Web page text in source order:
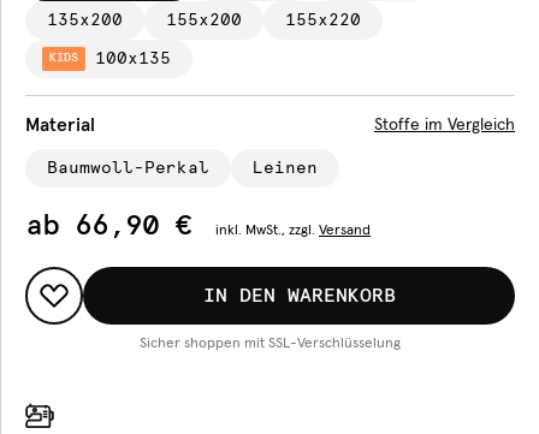
135x200 155x200 155x220
KIDS 100x135
Material Stoffe im Vergleich
Baumwoll-Perkal Leinen
ab 66,90 € inkl. MwSt., zzgl. Versand
IN DEN WARENKORB
Sicher shoppen mit SSL-Verschlüsselung